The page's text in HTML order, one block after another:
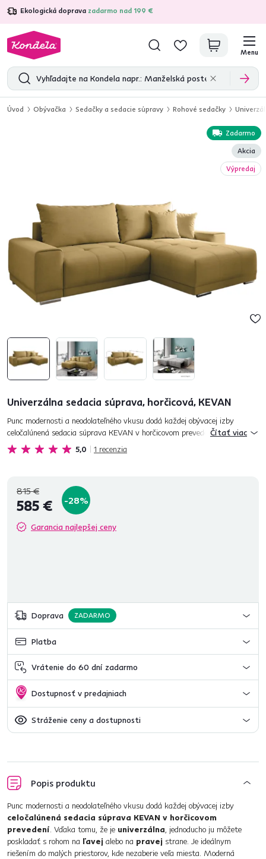
Ekologická doprava zadarmo nad 199 €
4,7 31 333overených produktových recenzií
Menu
Úvod Obývačka Sedačky a sedacie súpravy Rohové sedačky
Zadarmo
Akcia
Výpredaj
Univerzálna sedacia súprava, horčicová, KEVAN
5,0 1 recenzia
Punc modernosti a neodolateľného vkusu dodá každej obývacej izby
celočalúnená sedacia súprava KEVAN v horčicovom prevedení. Vďaka
tomu, že je univerzálna, jednoducho ju môžete poskladať s rohom na...
Čítať viac
815 €
585 € -28%
Garancia najlepšej ceny
Doprava ZADARMO
Platba
Vrátenie do 60 dní zadarmo
Dostupnosť v predajniach
Stráženie ceny a dostupnosti
Popis produktu
Punc modernosti a neodolateľného vkusu dodá každej obývacej izby
celočalúnená sedacia súprava KEVAN v horčicovom
prevedení. Vďaka tomu, že je univerzálna, jednoducho ju môžete
poskladať s rohom na ľavej alebo na pravej strane. Je ideálnym
riešením do malých priestorov, kde nezaberie veľa miesta. Moderná